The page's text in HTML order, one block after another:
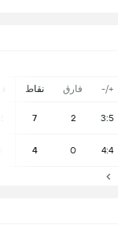
+/- فارق نقاط
3:5
2
7
4:4
0
4